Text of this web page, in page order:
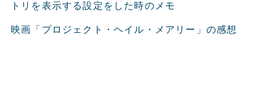
トリを表示する設定をした時のメモ
映画「プロジェクト・ヘイル・メアリー」の感想